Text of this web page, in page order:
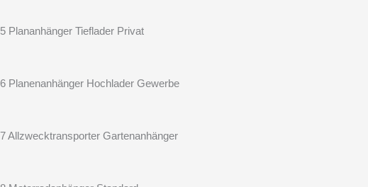
5 Plananhänger Tieflader Privat
6 Planenanhänger Hochlader Gewerbe
7 Allzwecktransporter Gartenanhänger